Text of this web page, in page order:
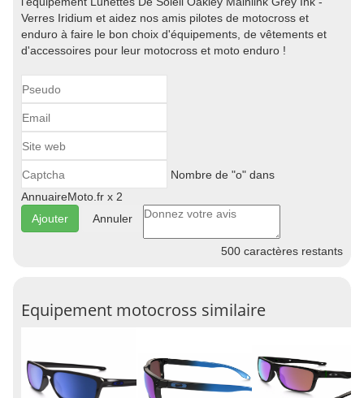
Verres Iridium et aidez nos amis pilotes de motocross et
enduro à faire le bon choix d'équipements, de vêtements et
d'accessoires pour leur motocross et moto enduro !
Nombre de "o" dans
AnnuaireMoto.fr x 2
Annuler
500 caractères restants
Equipement motocross similaire